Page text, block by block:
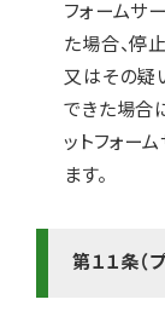
フォームサ
た場合、停
又はその疑
できた場合
ットフォー
ます。
第１１条（